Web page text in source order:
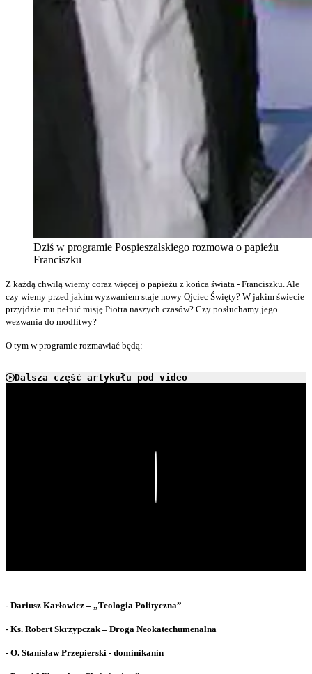
Dziś w programie Pospieszalskiego rozmowa o papieżu
Franciszku
Z każdą chwilą wiemy coraz więcej o papieżu z końca świata - Franciszku. Ale
czy wiemy przed jakim wyzwaniem staje nowy Ojciec Święty? W jakim świecie
przyjdzie mu pełnić misję Piotra naszych czasów? Czy posłuchamy jego
wezwania do modlitwy?
O tym w programie rozmawiać będą:
Dalsza część artykułu pod video
- Dariusz Karłowicz – „Teologia Polityczna”
- Ks. Robert Skrzypczak – Droga Neokatechumenalna
- O. Stanisław Przepierski - dominikanin